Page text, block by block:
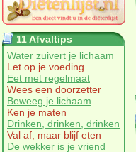
11 Afvaltips
Water zuivert je lichaam
Let op je voeding
Eet met regelmaat
Wees een doorzetter
Beweeg je lichaam
Ken je maten
Drinken, drinken, drinken
Val af, maar blijf eten
De wekker is je vriend